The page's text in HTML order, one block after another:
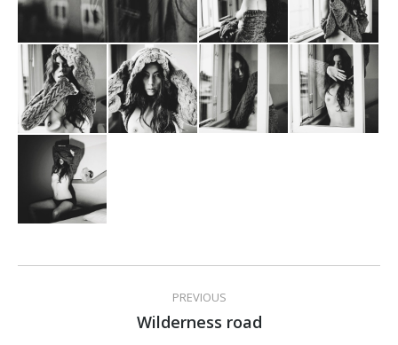
navigation
PREVIOUS
Previous
Wilderness road